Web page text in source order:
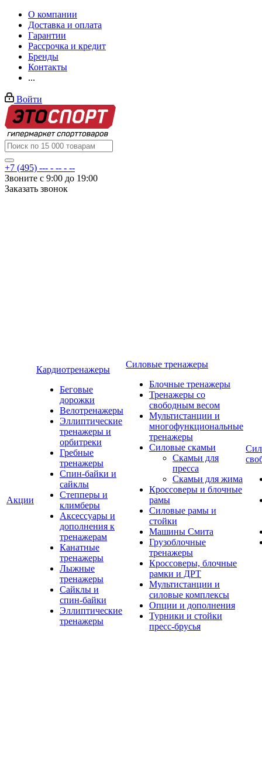
О компании
Доставка и оплата
Гарантии
Рассрочка и кредит
Бренды
Контакты
...
Войти
+7 (495) --- - -- - --
Звоните с 9:00 до 19:00
Заказать звонок
Акции
Кардиотренажеры
Беговые
дорожки
Велотренажеры
Эллиптические
тренажеры и
орбитреки
Гребные
тренажеры
Спин-байки и
сайклы
Степперы и
климберы
Аксессуары и
дополнения к
тренажерам
Канатные
тренажеры
Лыжные
тренажеры
Сайклы и
спин-байки
Эллиптические
тренажеры
Силовые тренажеры
Блочные тренажеры
Тренажеры со
свободным весом
Мультистанции и
многофункциональные
тренажеры
Силовые скамьи
Скамьи для
пресса
Скамьи для жима
Кроссоверы и блочные
рамы
Силовые рамы и
стойки
Машины Смита
Грузоблочные
тренажеры
Кроссоверы, блочные
рамки и ДРТ
Мультистанции и
силовые комплексы
Опции и дополнения
Турники и стойки
пресс-брусья